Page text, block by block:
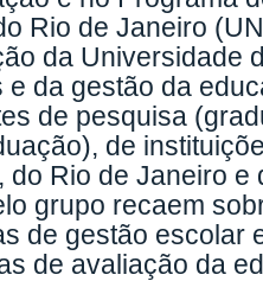
Rio de Janeiro
da Universidade
e da gestão da
de pesquisa
de
do Rio de Janeiro
grupo recaem
de gestão escolar
de avaliação da